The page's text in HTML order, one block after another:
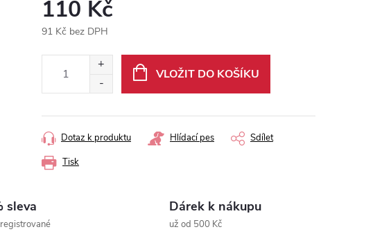
110 Kč
91 Kč bez DPH
VLOŽIT DO KOŠÍKU
Tisk
Dotaz k produktu Hlídací pes Sdílet
sleva Dárek k nákupu
už od 500 Kč